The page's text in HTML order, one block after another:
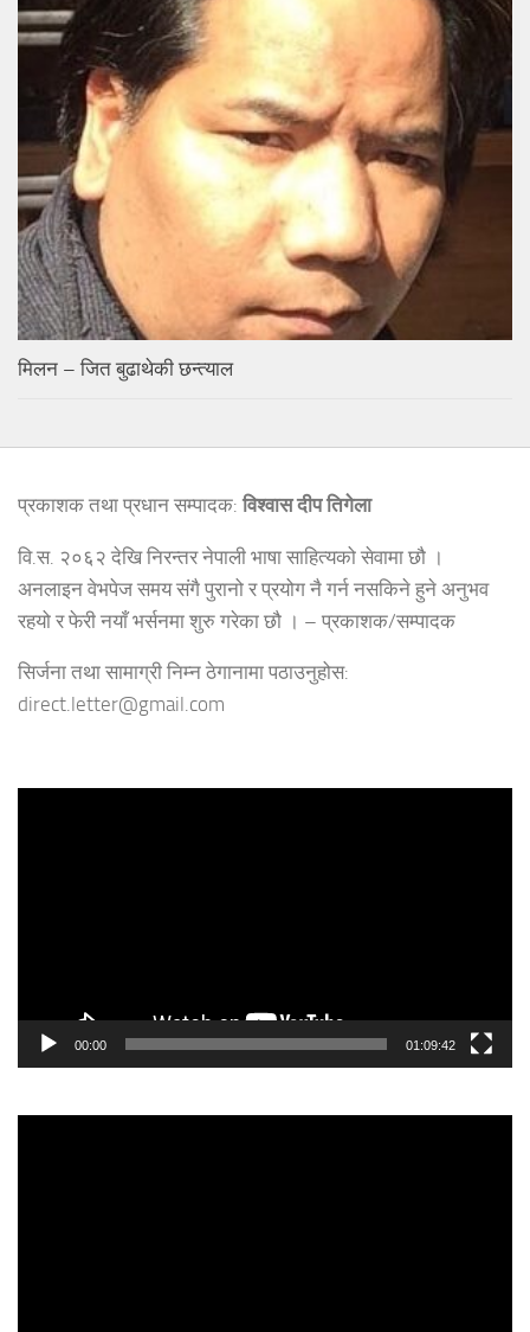
मिलन – जित बुढाथेकी छन्त्याल
प्रकाशक तथा प्रधान सम्पादक:विश्वास दीप तिगेला
वि.स. २०६२ देखि निरन्तर नेपाली भाषा साहित्यको सेवामा छौ ।
अनलाइन वेभपेज समय संगै पुरानो र प्रयोग नै गर्न नसकिने हुने अनुभव
रहयो र फेरी नयाँ भर्सनमा शुरु गरेका छौ । – प्रकाशक/सम्पादक
सिर्जना तथा सामाग्री निम्न ठेगानामा पठाउनुहोस:
direct.letter@gmail.com
00:00 01:09:42